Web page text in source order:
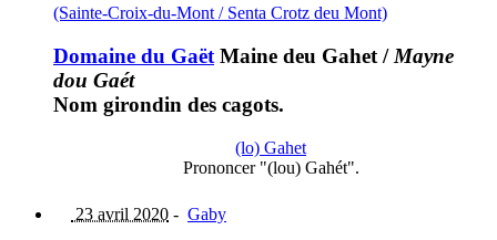
(Sainte-Croix-du-Mont / Senta Crotz deu Mont)
Domaine du Gaët Maine deu Gahet / Mayne
dou Gaét
Nom girondin des cagots.
(lo) Gahet
Prononcer "(lou) Gahét".
23 avril 2020 - Gaby